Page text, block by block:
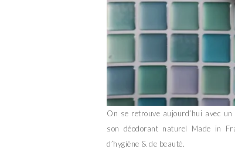
On se retrouve aujourd’hui avec
son déodorant naturel Made in
d’hygiène & de beauté.